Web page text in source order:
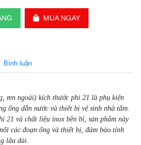
MUA NGAY
Bình luận
ren ngoài) kích thước phi 21 là phụ kiện
ống dẫn nước và thiết bị vệ sinh nhà tắm.
21 và chất liệu inox bền bỉ, sản phẩm này
các đoạn ống và thiết bị, đảm bảo tính
lâu dài.